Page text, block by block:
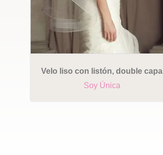
Velo liso con listón, double capa
Soy Única